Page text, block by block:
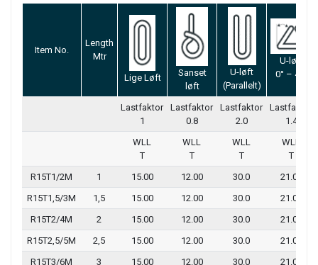
Item No.
Length
Mtr
Lige Løft
Sanset
løft
U-løft
(Parallelt)
U-løft
0° – 45°
Lastfaktor
1
Lastfaktor
0.8
Lastfaktor
2.0
Lastfaktor
1.4
WLL
T
WLL
T
WLL
T
WLL
T
R15T1/2M
1 15.00 12.00 30.0
21.00
R15T1,5/3M
1,5 15.00 12.00 30.0
21.00
R15T2/4M
2 15.00 12.00 30.0
21.00
R15T2,5/5M
2,5 15.00 12.00 30.0
21.00
R15T3/6M
3 15.00 12.00 30.0
21.00